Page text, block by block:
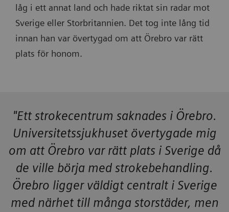
låg i ett annat land och hade riktat sin radar mot
Sverige eller Storbritannien. Det tog inte lång tid
innan han var övertygad om att Örebro var rätt
plats för honom.
"Ett strokecentrum saknades i Örebro.
Universitetssjukhuset övertygade mig
om att Örebro var rätt plats i Sverige då
de ville börja med strokebehandling.
Örebro ligger väldigt centralt i Sverige
med närhet till många storstäder, men